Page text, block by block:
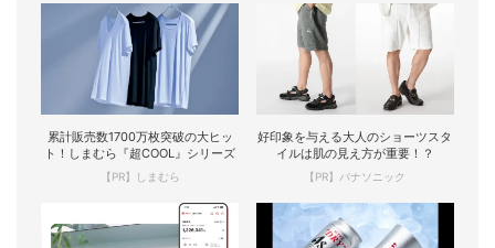
累計販売数1700万枚突破の大ヒッ
ト！しまむら『超COOL』シリーズ
【PR】しまむら
好印象を与える大人のショーツスタ
イルは肌の見え方が重要！？
【PR】パナソニック